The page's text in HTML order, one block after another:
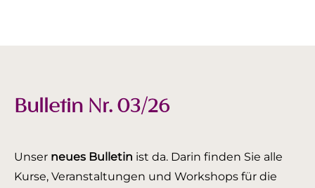
Bulletin Nr. 03/26
Unser neues Bulletin ist da. Darin finden Sie alle
Kurse, Veranstaltungen und Workshops für die